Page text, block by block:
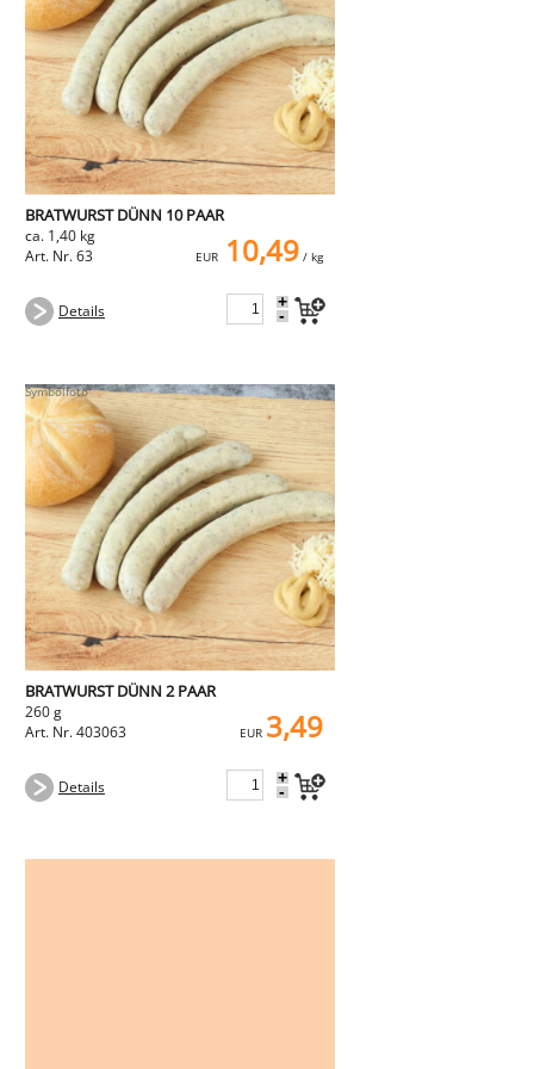
NEMETZ-DOGS
Hundefutter
nass
trocken
Belcando
Barf-Zusätze
Katzenfutter
Gutschein kaufen
BRATWURST DÜNN 10 PAAR
ca. 1,40 kg
Art. Nr. 63
EUR 10,49/ kg
Details +
-
BRATWURST DÜNN 2 PAAR
260 g
Art. Nr. 403063
EUR 3,49
Details +
-